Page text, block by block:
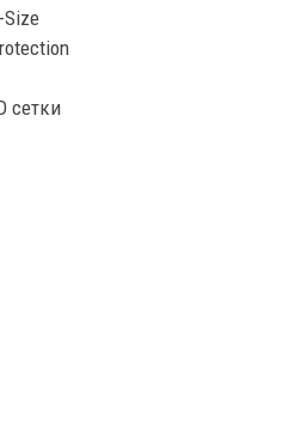
Size
сетки